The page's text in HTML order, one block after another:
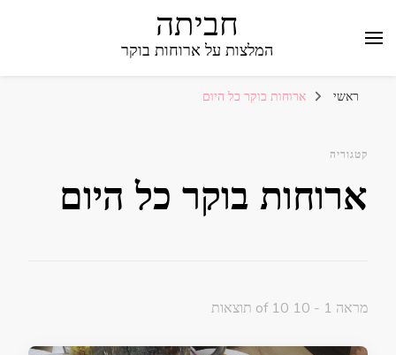
חביתה
המלצות על ארוחות בוקר
ראשי ארוחות בוקר כל היום
קטגוריה
ארוחות בוקר כל היום
מראה 1 - 10 of 10 תוצאות